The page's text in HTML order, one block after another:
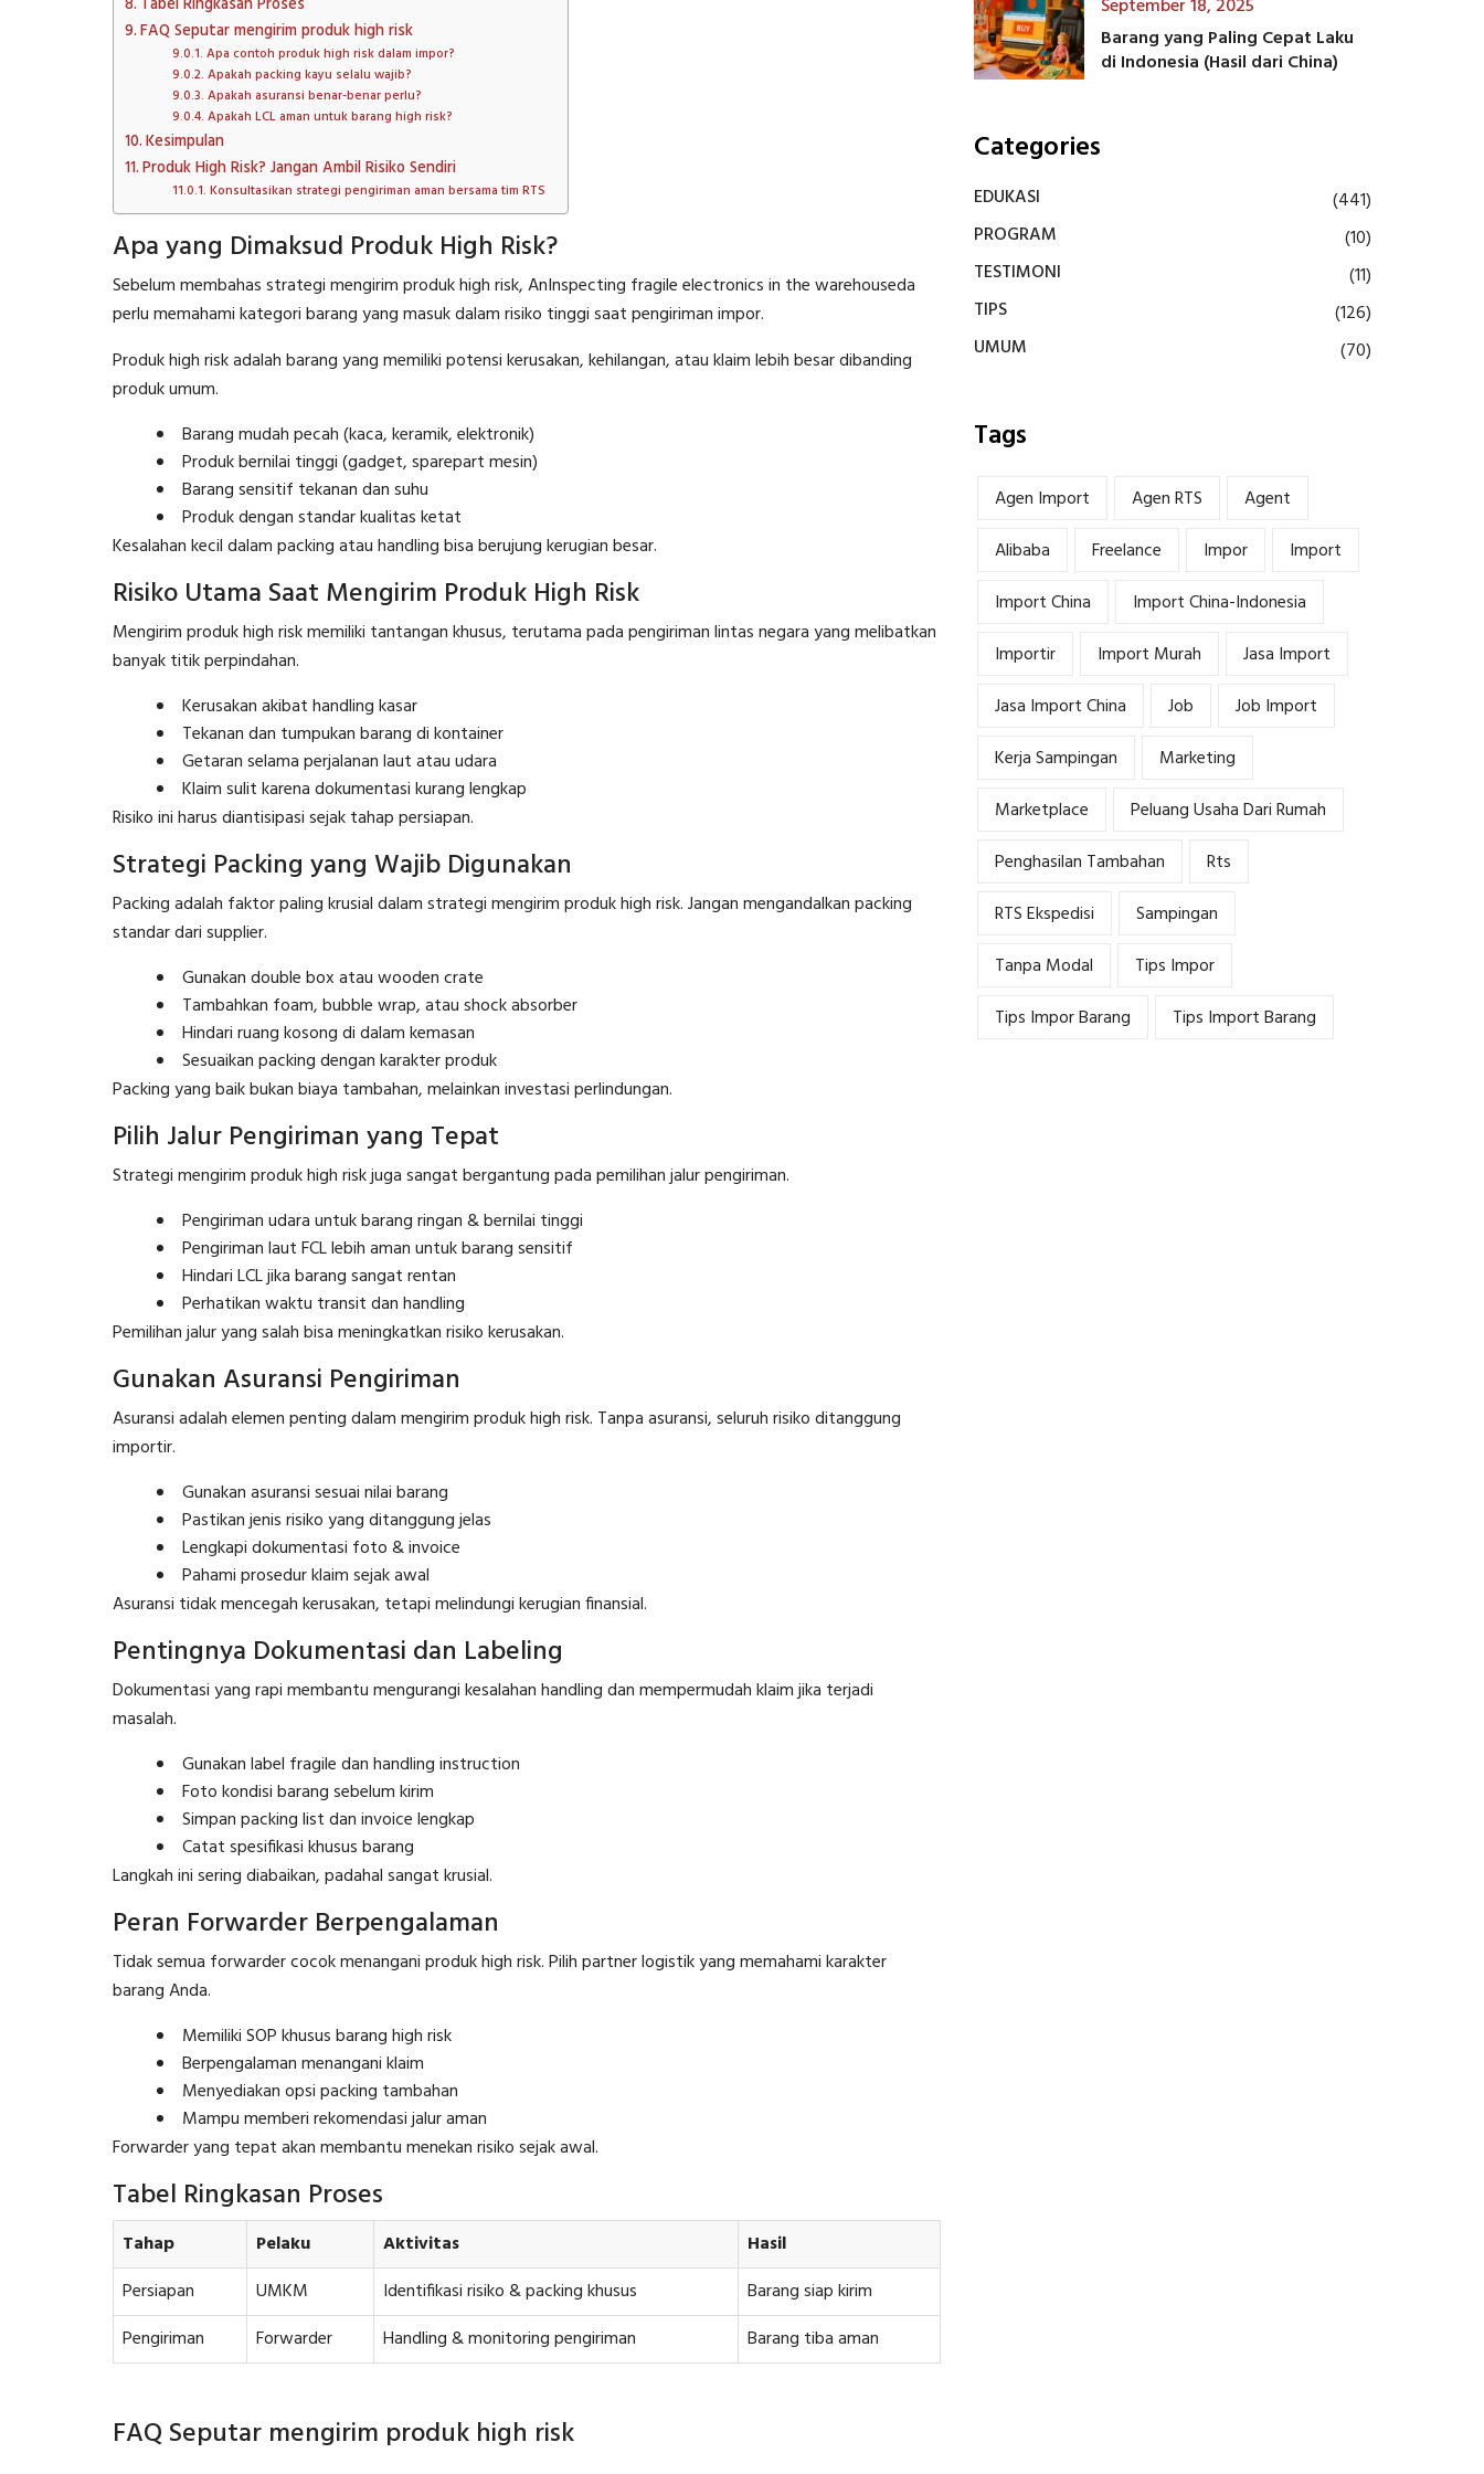
FAQ Seputar mengirim produk high risk
Apa contoh produk high risk dalam impor?
Apakah packing kayu selalu wajib?
Apakah asuransi benar-benar perlu?
Apakah LCL aman untuk barang high risk?
Kesimpulan
Produk High Risk? Jangan Ambil Risiko Sendiri
Konsultasikan strategi pengiriman aman bersama tim RTS
Apa yang Dimaksud Produk High Risk?
Sebelum membahas strategi mengirim produk high risk, AnInspecting fragile electronics in the warehouseda
perlu memahami kategori barang yang masuk dalam risiko tinggi saat pengiriman impor.
Produk high risk adalah barang yang memiliki potensi kerusakan, kehilangan, atau klaim lebih besar dibanding
produk umum.
Barang mudah pecah (kaca, keramik, elektronik)
Produk bernilai tinggi (gadget, sparepart mesin)
Barang sensitif tekanan dan suhu
Produk dengan standar kualitas ketat
Kesalahan kecil dalam packing atau handling bisa berujung kerugian besar.
Risiko Utama Saat Mengirim Produk High Risk
Mengirim produk high risk memiliki tantangan khusus, terutama pada pengiriman lintas negara yang melibatkan
banyak titik perpindahan.
Kerusakan akibat handling kasar
Tekanan dan tumpukan barang di kontainer
Getaran selama perjalanan laut atau udara
Klaim sulit karena dokumentasi kurang lengkap
Risiko ini harus diantisipasi sejak tahap persiapan.
Strategi Packing yang Wajib Digunakan
Packing adalah faktor paling krusial dalam strategi mengirim produk high risk. Jangan mengandalkan packing
standar dari supplier.
Gunakan double box atau wooden crate
Tambahkan foam, bubble wrap, atau shock absorber
Hindari ruang kosong di dalam kemasan
Sesuaikan packing dengan karakter produk
Packing yang baik bukan biaya tambahan, melainkan investasi perlindungan.
Pilih Jalur Pengiriman yang Tepat
Strategi mengirim produk high risk juga sangat bergantung pada pemilihan jalur pengiriman.
Pengiriman udara untuk barang ringan & bernilai tinggi
Pengiriman laut FCL lebih aman untuk barang sensitif
Hindari LCL jika barang sangat rentan
Perhatikan waktu transit dan handling
Pemilihan jalur yang salah bisa meningkatkan risiko kerusakan.
Gunakan Asuransi Pengiriman
Asuransi adalah elemen penting dalam mengirim produk high risk. Tanpa asuransi, seluruh risiko ditanggung
importir.
Gunakan asuransi sesuai nilai barang
Pastikan jenis risiko yang ditanggung jelas
Lengkapi dokumentasi foto & invoice
Pahami prosedur klaim sejak awal
Asuransi tidak mencegah kerusakan, tetapi melindungi kerugian finansial.
Pentingnya Dokumentasi dan Labeling
Dokumentasi yang rapi membantu mengurangi kesalahan handling dan mempermudah klaim jika terjadi
masalah.
Gunakan label fragile dan handling instruction
Foto kondisi barang sebelum kirim
Simpan packing list dan invoice lengkap
Catat spesifikasi khusus barang
Langkah ini sering diabaikan, padahal sangat krusial.
Peran Forwarder Berpengalaman
Tidak semua forwarder cocok menangani produk high risk. Pilih partner logistik yang memahami karakter
barang Anda.
Memiliki SOP khusus barang high risk
Berpengalaman menangani klaim
Menyediakan opsi packing tambahan
Mampu memberi rekomendasi jalur aman
Forwarder yang tepat akan membantu menekan risiko sejak awal.
Tabel Ringkasan Proses
Tahap Pelaku Aktivitas
Hasil
Persiapan
UMKM Identifikasi risiko & packing khusus
Barang siap kirim
Pengiriman
Forwarder Handling & monitoring pengiriman Barang tiba aman
FAQ Seputar mengirim produk high risk
September 18, 2025
Barang yang Paling Cepat Laku
di Indonesia (Hasil dari China)
Categories
EDUKASI
(441)
PROGRAM
(10)
TESTIMONI
(11)
TIPS
(126)
UMUM
(70)
Tags
Agen Import Agen RTS
Agent
Alibaba
Freelance Impor
Import
Import China
Import China-Indonesia
Importir
Import Murah
Jasa Import
Jasa Import China
Job
Job Import
Kerja Sampingan
Marketing
Marketplace
Peluang Usaha Dari Rumah
Penghasilan Tambahan
Rts
RTS Ekspedisi
Sampingan
Tanpa Modal
Tips Impor
Tips Impor Barang
Tips Import Barang